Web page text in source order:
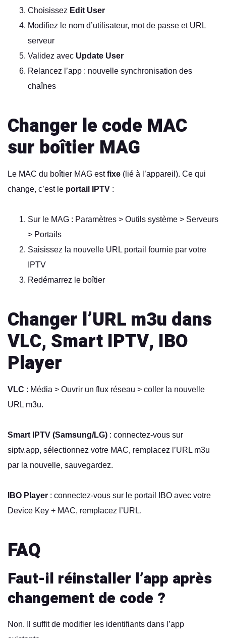
Choisissez Edit User
Modifiez le nom d’utilisateur, mot de passe et URL
serveur
Validez avec Update User
Relancez l’app : nouvelle synchronisation des
chaînes
Changer le code MAC
sur boîtier MAG
Le MAC du boîtier MAG estfixe (lié à l’appareil). Ce qui
change, c’est le portail IPTV :
Sur le MAG : Paramètres > Outils système > Serveurs
> Portails
Saisissez la nouvelle URL portail fournie par votre
IPTV
Redémarrez le boîtier
Changer l’URL m3u dans
VLC, Smart IPTV, IBO
Player
VLC : Média > Ouvrir un flux réseau > coller la nouvelle
URL m3u.
Smart IPTV (Samsung/LG) : connectez-vous sur
siptv.app, sélectionnez votre MAC, remplacez l’URL m3u
par la nouvelle, sauvegardez.
IBO Player : connectez-vous sur le portail IBO avec votre
Device Key + MAC, remplacez l’URL.
FAQ
Faut-il réinstaller l’app après
changement de code ?
Non. Il suffit de modifier les identifiants dans l’app